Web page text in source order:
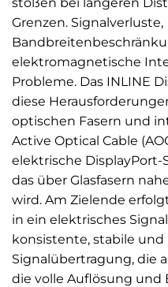
Grenzen. Signalverluste,
elektromagnetische
Probleme. Das INLINE
diese
optischen Fasern und
Active Optical Cable
elektrische DisplayPort-
das über Glasfasern
wird. Am Zielende
in ein elektrisches
konsistente, stabile
Signalübertragung, die
die volle Auflösung und